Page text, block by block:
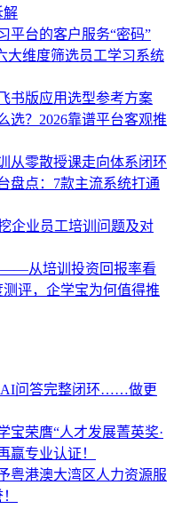
解
平台的客户服务“密码”
大维度筛选员工学习系统
书版应用选型参考方案
选？2026靠谱平台客观推
从零散授课走向体系闭环
盘点：7款主流系统打通
企业员工培训问题及对
——从培训投资回报率看
评，企学宝为何值得推
AI问答完整闭环……做更
宝荣膺“人才发展菁英奖·
赢专业认证！
粤港澳大湾区人力资源服